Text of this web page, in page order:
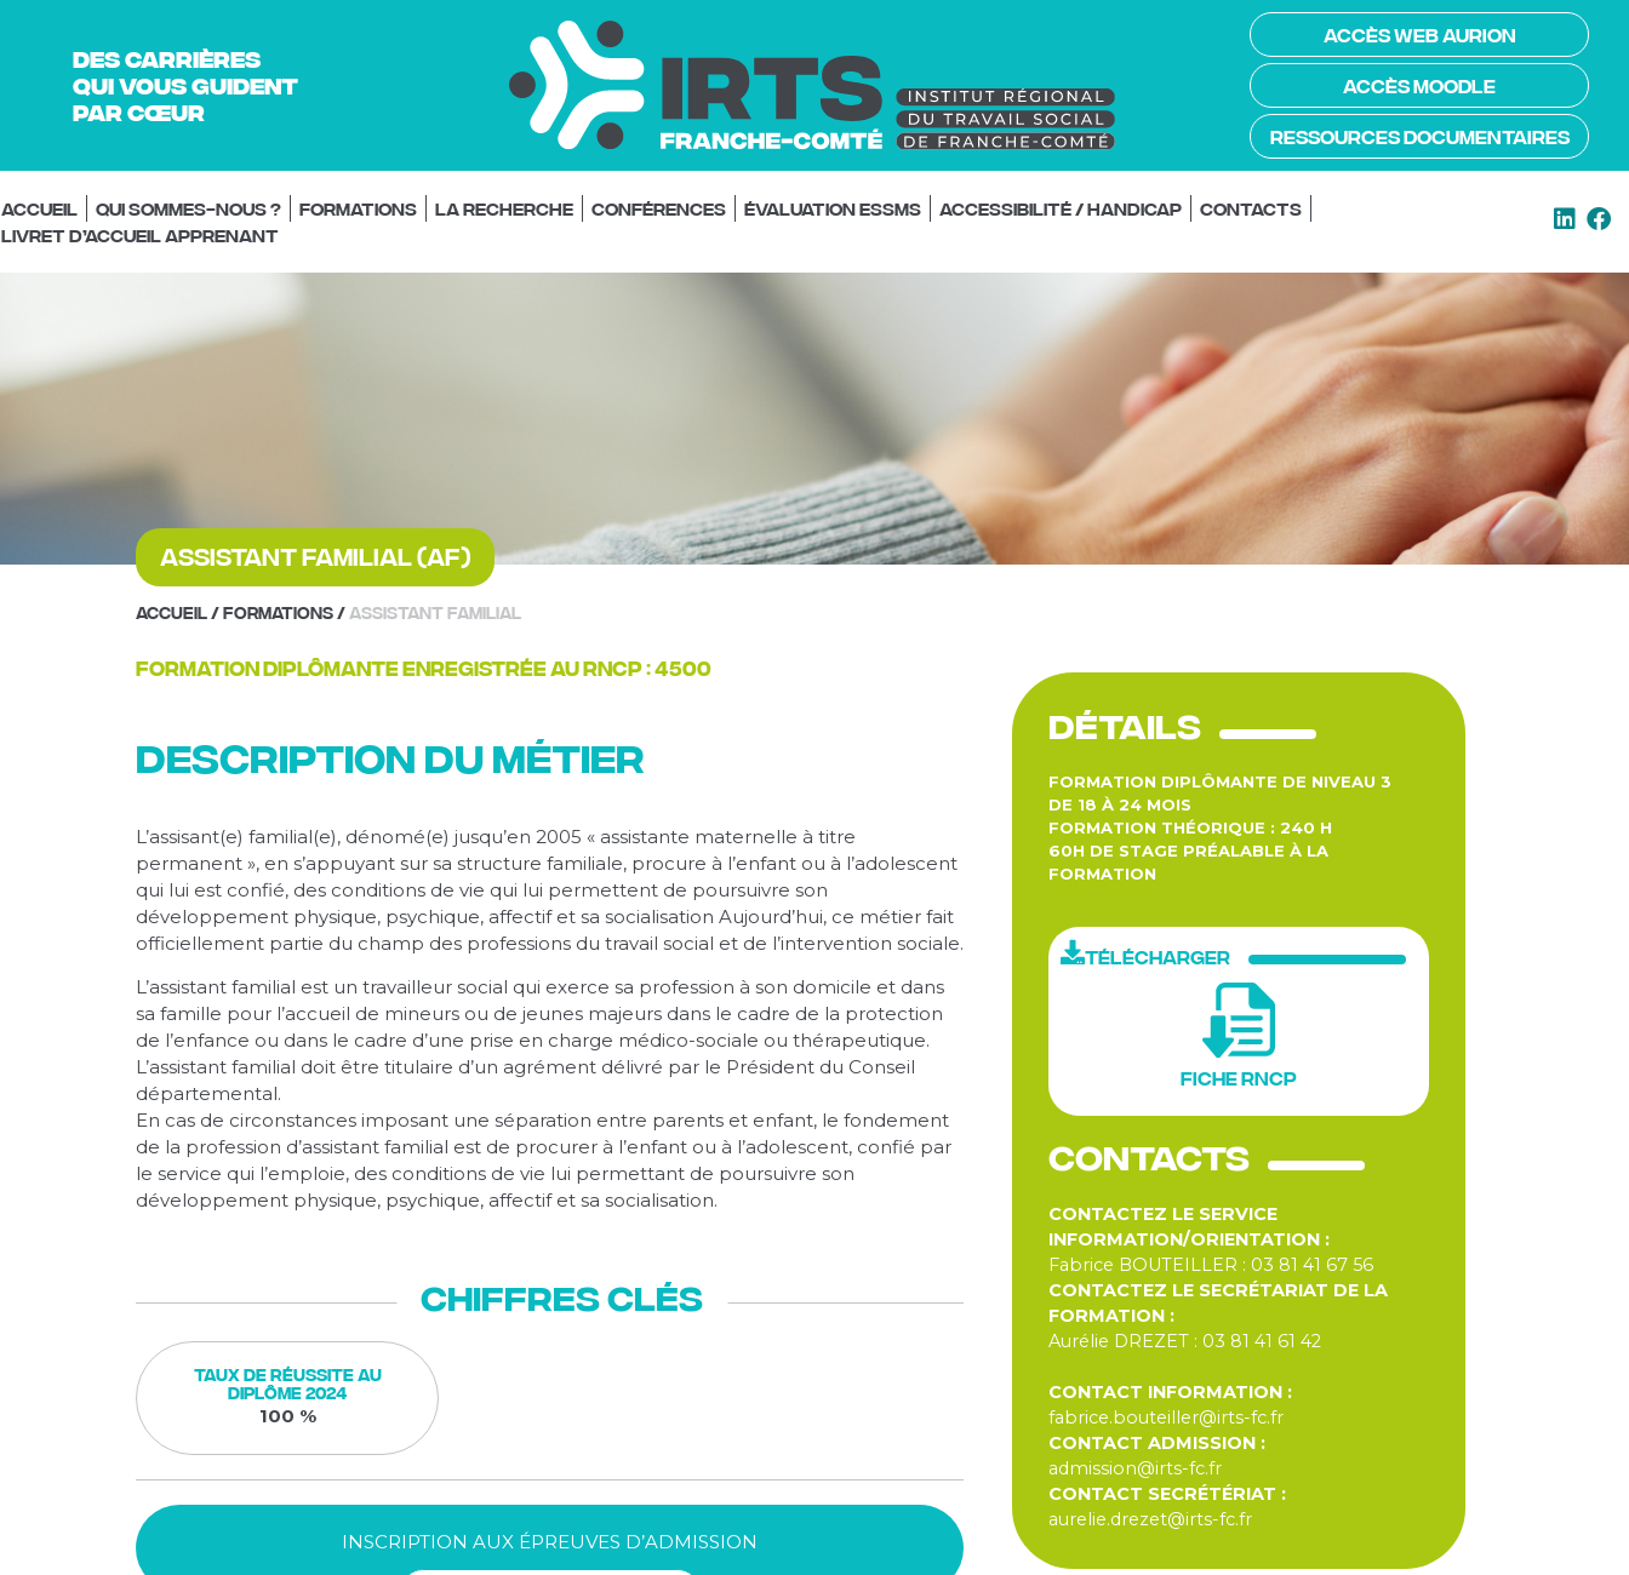
Des carrières
qui vous guident
par cœur
ACCÈS WEB AURION
ACCÈS MOODLE
RESSOURCES DOCUMENTAIRES
Accueil Qui sommes-nous ? Formations La recherche Conférences Évaluation ESSMS Accessibilité / handicap
Contacts
Livret d’accueil Apprenant
Assistant Familial (AF)
Accueil / Formations / Assistant Familial
Formation diplômante enregistrée au rncp : 4500
Description du métier
L’assisant(e) familial(e), dénomé(e) jusqu’en 2005 « assistante maternelle à titre
permanent », en s’appuyant sur sa structure familiale, procure à l’enfant ou à l’adolescent
qui lui est confié, des conditions de vie qui lui permettent de poursuivre son
développement physique, psychique, affectif et sa socialisation Aujourd’hui, ce métier fait
officiellement partie du champ des professions du travail social et de l’intervention sociale.
L’assistant familial est un travailleur social qui exerce sa profession à son domicile et dans
sa famille pour l’accueil de mineurs ou de jeunes majeurs dans le cadre de la protection
de l’enfance ou dans le cadre d’une prise en charge médico-sociale ou thérapeutique.
L’assistant familial doit être titulaire d’un agrément délivré par le Président du Conseil
départemental.
En cas de circonstances imposant une séparation entre parents et enfant, le fondement
de la profession d’assistant familial est de procurer à l’enfant ou à l’adolescent, confié par
le service qui l’emploie, des conditions de vie lui permettant de poursuivre son
développement physique, psychique, affectif et sa socialisation.
Chiffres clés
Taux de réussite au
diplôme 2024
100 %
INSCRIPTION AUX ÉPREUVES D’ADMISSION
Détails
FORMATION DIPLÔMANTE DE NIVEAU 3
DE 18 À 24 MOIS
FORMATION THÉORIQUE : 240 H
60H DE STAGE PRÉALABLE À LA
FORMATION
Télécharger
Fiche RNCP
Contacts
CONTACTEZ LE SERVICE
INFORMATION/ORIENTATION :
Fabrice BOUTEILLER : 03 81 41 67 56
CONTACTEZ LE SECRÉTARIAT DE LA
FORMATION :
Aurélie DREZET : 03 81 41 61 42
CONTACT INFORMATION :
fabrice.bouteiller@irts-fc.fr
CONTACT ADMISSION :
admission@irts-fc.fr
CONTACT SECRÉTÉRIAT :
aurelie.drezet@irts-fc.fr